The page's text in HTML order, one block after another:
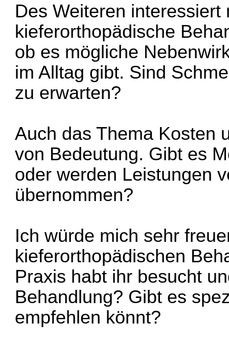
Des Weiteren
kieferorthopädische
ob es mögliche
im Alltag gibt. Sind
zu erwarten?
Auch das Thema Kosten
von Bedeutung. Gibt es
oder werden Leistungen
übernommen?
Ich würde mich sehr
kieferorthopädischen
Praxis habt ihr besucht
Behandlung? Gibt es
empfehlen könnt?